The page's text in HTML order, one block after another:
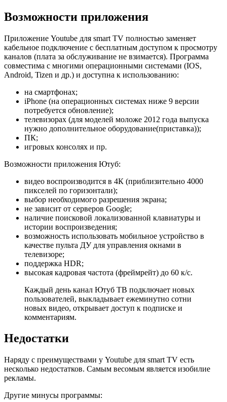
Возможности приложения
Приложение Youtube для smart TV полностью заменяет
кабельное подключение с бесплатным доступом к просмотру
каналов (плата за обслуживание не взимается). Программа
совместима с многими операционными системами (IOS,
Android, Tizen и др.) и доступна к использованию:
на смартфонах;
iPhone (на операционных системах ниже 9 версии
потребуется обновление);
телевизорах (для моделей моложе 2012 года выпуска
нужно дополнительное оборудование(приставка));
ПК;
игровых консолях и пр.
Возможности приложения Ютуб:
видео воспроизводится в 4К (приблизительно 4000
пикселей по горизонтали);
выбор необходимого разрешения экрана;
не зависит от серверов Google;
наличие поисковой локализованной клавиатуры и
истории воспроизведения;
возможность использовать мобильное устройство в
качестве пульта ДУ для управления окнами в
телевизоре;
поддержка HDR;
высокая кадровая частота (фреймрейт) до 60 к/с.
Каждый день канал Ютуб ТВ подключает новых
пользователей, выкладывает ежеминутно сотни
новых видео, открывает доступ к подписке и
комментариям.
Недостатки
Наряду с преимуществами у Youtube для smart TV есть
несколько недостатков. Самым весомым является изобилие
рекламы.
Другие минусы программы: